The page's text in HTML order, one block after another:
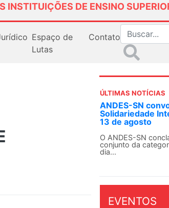
INSTITUIÇÕES DE ENSINO
Espaço de
Lutas
Contato
ÚLTIMAS NOTÍCIAS
ANDES-SN
Solidariedade
13 de agosto
O ANDES-SN
conjunto da
dia...
EVENTOS